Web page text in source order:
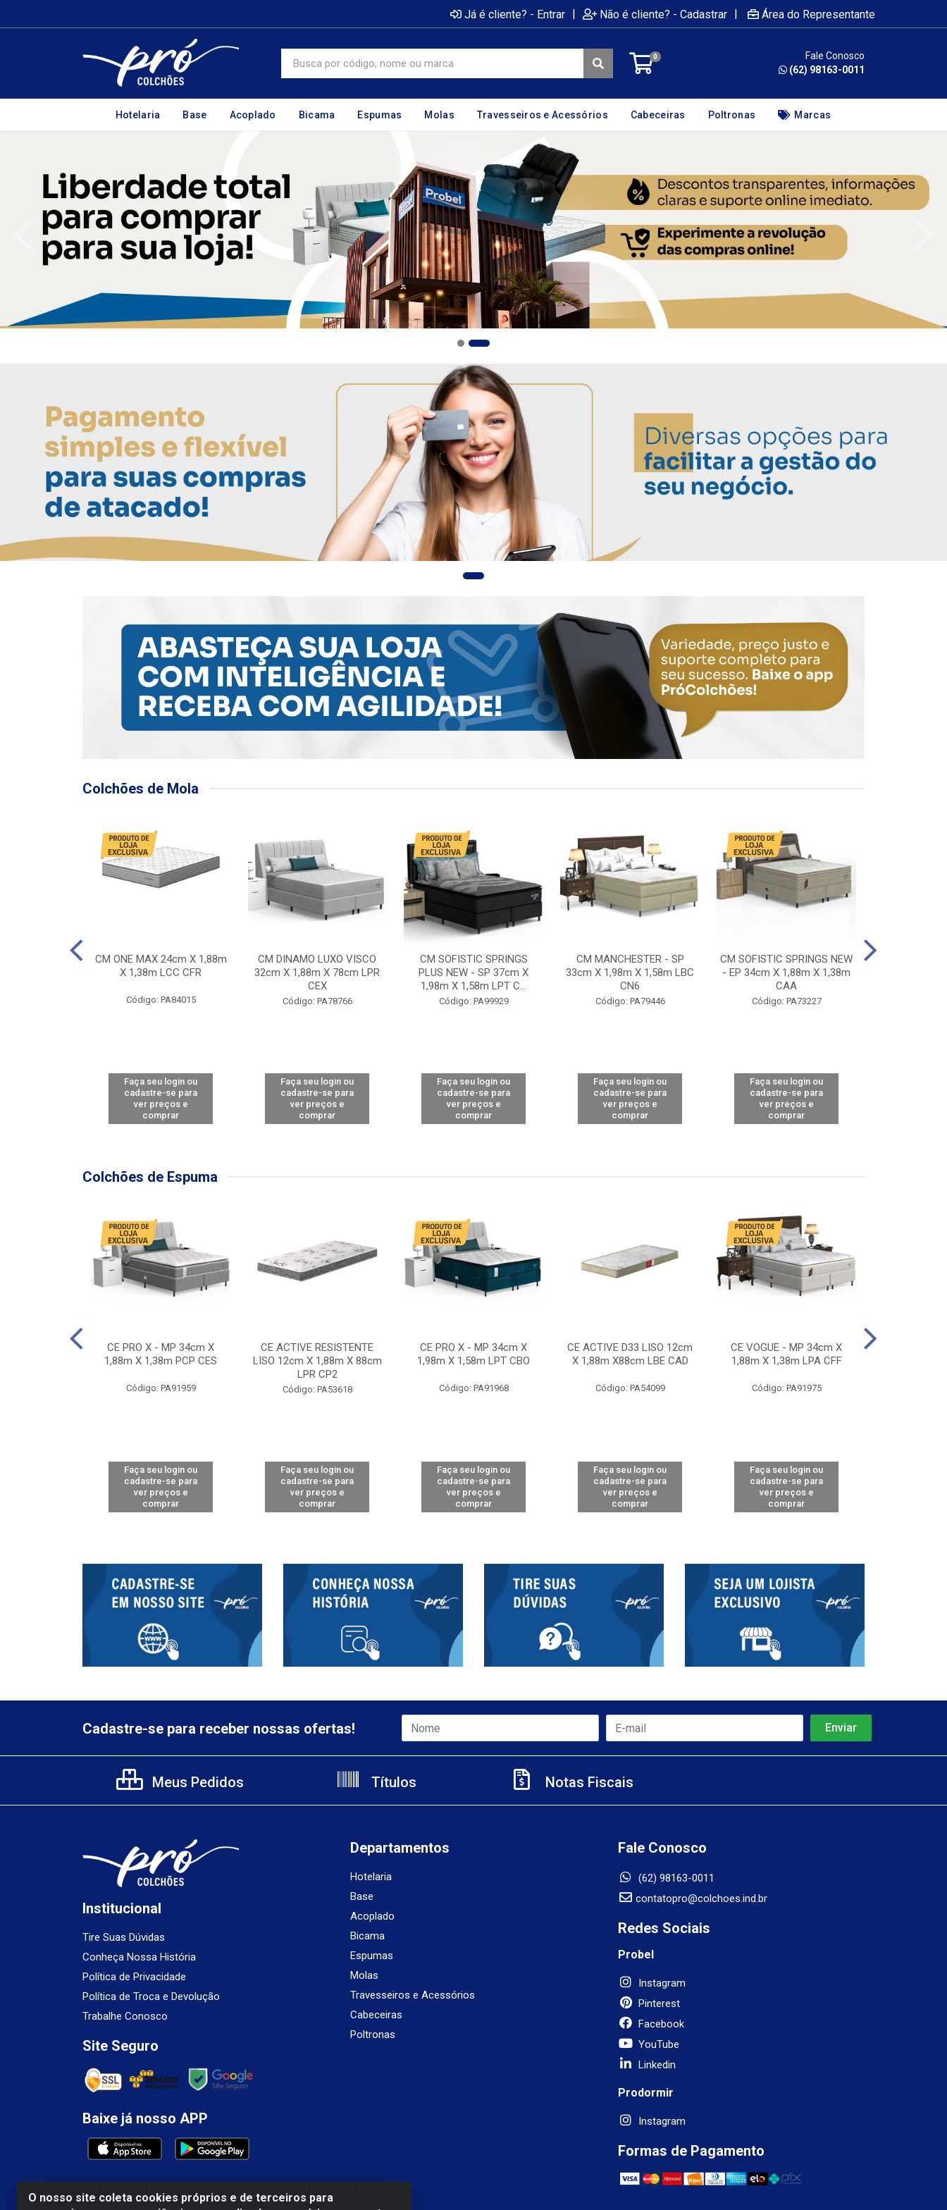
Já é cliente? - Entrar | Não é cliente? - Cadastrar | Área do Representante
0
Fale Conosco
(62) 98163-0011
Hotelaria Base Acoplado Bicama Espumas Molas Travesseiros e Acessórios Cabeceiras Poltronas Marcas
Colchões de Mola
CM ONE MAX 24cm X 1,88m
X 1,38m LCC CFR
Código: PA84015
Faça seu login ou
cadastre-se para
ver preços e
comprar
CM DINAMO LUXO VISCO
32cm X 1,88m X 78cm LPR
CEX
Código: PA78766
Faça seu login ou
cadastre-se para
ver preços e
comprar
CM SOFISTIC SPRINGS
PLUS NEW - SP 37cm X
1,98m X 1,58m LPT C...
Código: PA99929
Faça seu login ou
cadastre-se para
ver preços e
comprar
CM MANCHESTER - SP
33cm X 1,98m X 1,58m LBC
CN6
Código: PA79446
Faça seu login ou
cadastre-se para
ver preços e
comprar
CM SOFISTIC SPRINGS NEW
- EP 34cm X 1,88m X 1,38m
CAA
Código: PA73227
Faça seu login ou
cadastre-se para
ver preços e
comprar
Colchões de Espuma
CE PRO X - MP 34cm X
1,88m X 1,38m PCP CES
Código: PA91959
Faça seu login ou
cadastre-se para
ver preços e
comprar
CE ACTIVE RESISTENTE
LISO 12cm X 1,88m X 88cm
LPR CP2
Código: PA53618
Faça seu login ou
cadastre-se para
ver preços e
comprar
CE PRO X - MP 34cm X
1,98m X 1,58m LPT CBO
Código: PA91968
Faça seu login ou
cadastre-se para
ver preços e
comprar
CE ACTIVE D33 LISO 12cm
X 1,88m X88cm LBE CAD
Código: PA54099
Faça seu login ou
cadastre-se para
ver preços e
comprar
CE VOGUE - MP 34cm X
1,88m X 1,38m LPA CFF
Código: PA91975
Faça seu login ou
cadastre-se para
ver preços e
comprar
O nosso site coleta cookies próprios e de terceiros para
Cadastre-se para receber nossas ofertas!
Meus Pedidos Títulos Notas Fiscais
Institucional
Tire Suas Dúvidas
Conheça Nossa História
Política de Privacidade
Política de Troca e Devolução
Trabalhe Conosco
Site Seguro
Baixe já nosso APP
Departamentos
Hotelaria
Base
Acoplado
Bicama
Espumas
Molas
Travesseiros e Acessórios
Cabeceiras
Poltronas
Fale Conosco
(62) 98163-0011
contatopro@colchoes.ind.br
Redes Sociais
Probel
Instagram
Pinterest
Facebook
YouTube
Linkedin
Prodormir
Instagram
Formas de Pagamento